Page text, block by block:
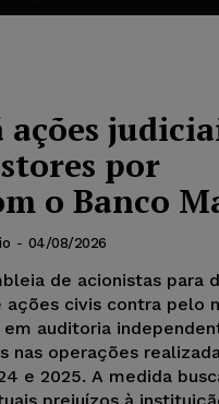
ações
por
o Banco
- 04/08/2026
de acionistas para
civis contra pelo
auditoria
nas operações
e 2025. A medida